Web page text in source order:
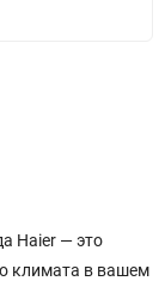
Haier — это
климата в вашем